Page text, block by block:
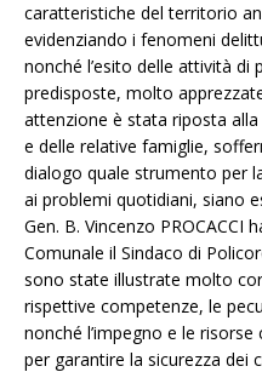
caratteristiche del territorio
evidenziando i fenomeni
nonché l’esito delle attività di
predisposte, molto
attenzione è stata riposta
e delle relative famiglie,
dialogo quale strumento per
ai problemi quotidiani, siano
Gen. B. Vincenzo PROCACCI
Comunale il Sindaco di
sono state illustrate molto
rispettive competenze, le
nonché l’impegno e le
per garantire la sicurezza dei